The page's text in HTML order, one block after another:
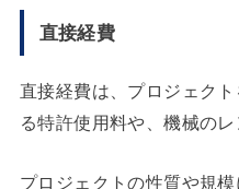
直接経費
直接経費は、プロジェク
る特許使用料や、機械の
プロジェクトの性質や規